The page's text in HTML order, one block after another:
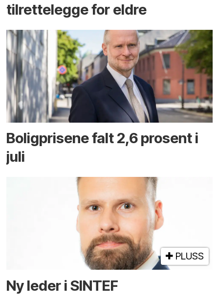
tilrettelegge for eldre
Boligprisene falt 2,6 prosent i
juli
PLUSS
Ny leder i SINTEF